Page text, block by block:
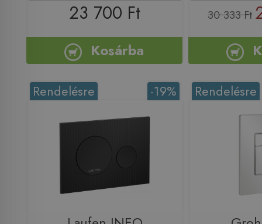
23 700 Ft
Kosárba
30 333 Ft
-19%
Rendelésre Rendelésre